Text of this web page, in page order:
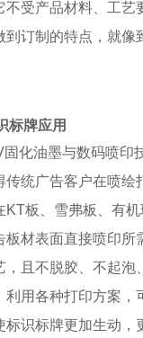
不受产品材料、工艺
到订制的特点，就像
标牌应用
固化油墨与数码喷印
传统广告客户在喷绘
板、雪弗板、有机
板材表面直接喷印所
，且不脱胶、不起泡
利用各种打印方案，
标识标牌更加生动，